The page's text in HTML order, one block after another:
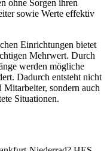
ohne Sorgen ihren
sowie Werte effektiv
Einrichtungen bietet
Mehrwert. Durch
werden mögliche
Dadurch entsteht nicht
sondern auch
Situationen.